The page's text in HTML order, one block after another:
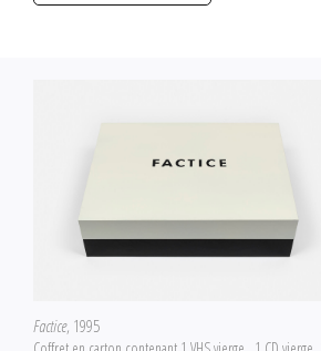
Factice, 1995